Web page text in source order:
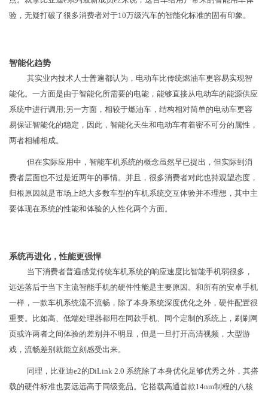
验，无疑打破了很多消费者对于10万级汽车的智能化标准的固有印象。
智能化趋势
其实业内技术人士普遍都认为，电动车比传统燃油车更容易实现智
能化。一方面是由于智能化所需要的电能，能够直接从电动车的能源供应
系统中进行调用;另一方面，相较于燃油车，结构相对简单的电动车更容
易保证智能化的稳定，因此，智能化天生和电动车有着密不可分的属性，
两者相辅相成。
但在实际应用中，智能车机系统的概念虽然早已提出，但实际到消
费者层面也不过是近两年的事情。并且，很多消费者对此也持观望态度，
归根原因就是市场上绝大多数车型的车机系统交互体验并不理想，其中主
要体现在系统的性能和体验的人性化两个方面。
系统再进化，性能更强悍
当下消费者普遍感觉传统车机系统的响应速度比智能手机弱很多，
远远落后于当下主流智能手机的硬件性能是主要原因。和所有的安卓手机
一样，一款车机系统流不流畅，除了本身系统深度优化之外，硬件配置很
重要。比如高、低端处理器都用在同款手机、同个定制的系统上，刷刷网
页或许两者之间体验的差别并不明显，但是一旦打开高清视频，大型游
戏，流畅差别就能立刻感受出来。
同理，比亚迪e2的DiLink 2.0 系统除了本身优化足够优秀之外，其搭
载的硬件标准也要远远高于同级竞品。它搭载高通首款14nm制程的八核